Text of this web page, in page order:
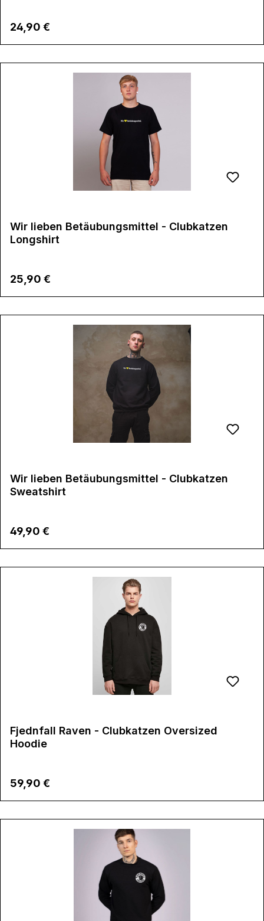
Regulärer Preis:
24,90 €
Wir lieben Betäubungsmittel - Clubkatzen
Longshirt
Regulärer Preis:
25,90 €
Wir lieben Betäubungsmittel - Clubkatzen
Sweatshirt
Regulärer Preis:
49,90 €
Fjednfall Raven - Clubkatzen Oversized
Hoodie
Regulärer Preis:
59,90 €